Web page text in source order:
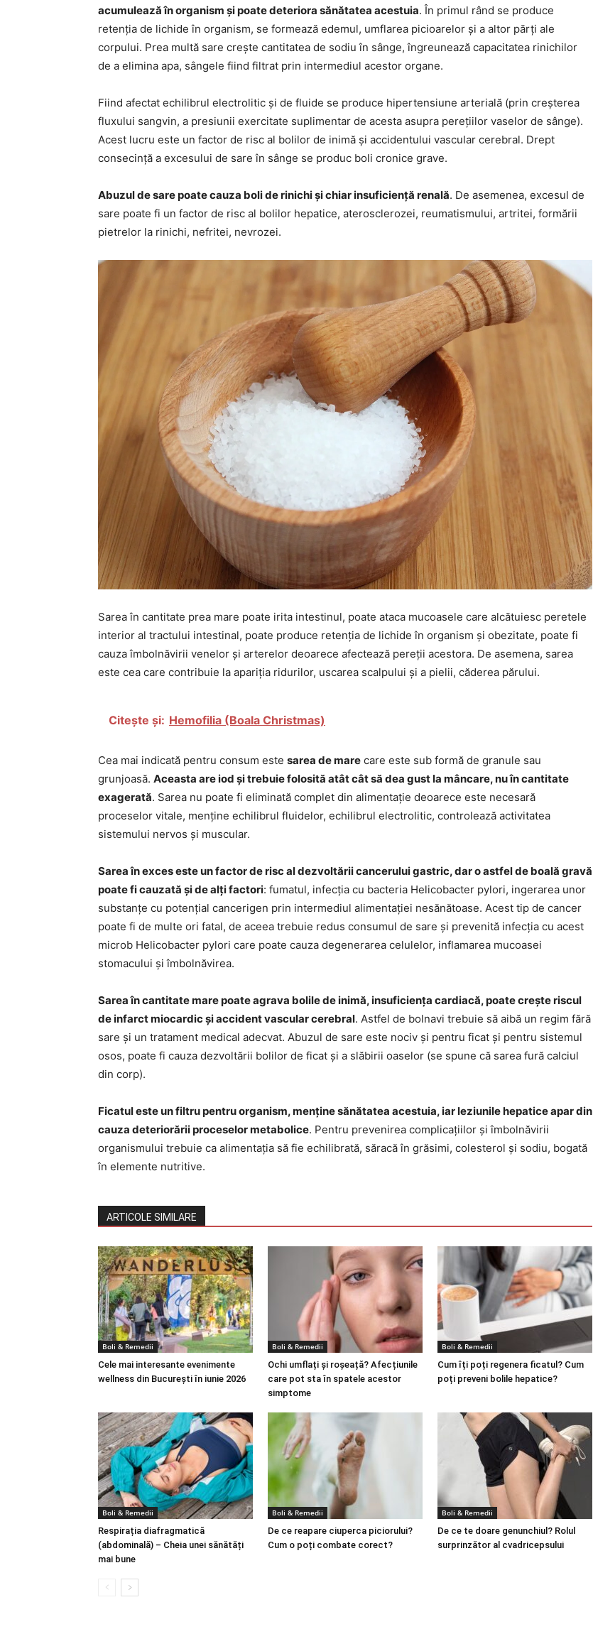
acumulează în organism și poate deteriora sănătatea acestuia. În primul rând se produce
retenția de lichide în organism, se formează edemul, umflarea picioarelor și a altor părți ale
corpului. Prea multă sare crește cantitatea de sodiu în sânge, îngreunează capacitatea rinichilor
de a elimina apa, sângele fiind filtrat prin intermediul acestor organe.
Fiind afectat echilibrul electrolitic și de fluide se produce hipertensiune arterială (prin creșterea
fluxului sangvin, a presiunii exercitate suplimentar de acesta asupra perețiilor vaselor de sânge).
Acest lucru este un factor de risc al bolilor de inimă și accidentului vascular cerebral. Drept
consecință a excesului de sare în sânge se produc boli cronice grave.
Abuzul de sare poate cauza boli de rinichi și chiar insuficiență renală. De asemenea, excesul de
sare poate fi un factor de risc al bolilor hepatice, aterosclerozei, reumatismului, artritei, formării
pietrelor la rinichi, nefritei, nevrozei.
Sarea în cantitate prea mare poate irita intestinul, poate ataca mucoasele care alcătuiesc peretele
interior al tractului intestinal, poate produce retenția de lichide în organism și obezitate, poate fi
cauza îmbolnăvirii venelor și arterelor deoarece afectează pereții acestora. De asemena, sarea
este cea care contribuie la apariția ridurilor, uscarea scalpului și a pielii, căderea părului.
Citește și: Hemofilia (Boala Christmas)
Cea mai indicată pentru consum este sarea de mare care este sub formă de granule sau
grunjoasă. Aceasta are iod și trebuie folosită atât cât să dea gust la mâncare, nu în cantitate
exagerată. Sarea nu poate fi eliminată complet din alimentație deoarece este necesară
proceselor vitale, menține echilibrul fluidelor, echilibrul electrolitic, controlează activitatea
sistemului nervos și muscular.
Sarea în exces este un factor de risc al dezvoltării cancerului gastric, dar o astfel de boală gravă
poate fi cauzată și de alți factori: fumatul, infecția cu bacteria Helicobacter pylori, ingerarea unor
substanțe cu potențial cancerigen prin intermediul alimentației nesănătoase. Acest tip de cancer
poate fi de multe ori fatal, de aceea trebuie redus consumul de sare și prevenită infecția cu acest
microb Helicobacter pylori care poate cauza degenerarea celulelor, inflamarea mucoasei
stomacului și îmbolnăvirea.
Sarea în cantitate mare poate agrava bolile de inimă, insuficiența cardiacă, poate crește riscul
de infarct miocardic și accident vascular cerebral. Astfel de bolnavi trebuie să aibă un regim fără
sare și un tratament medical adecvat. Abuzul de sare este nociv și pentru ficat și pentru sistemul
osos, poate fi cauza dezvoltării bolilor de ficat și a slăbirii oaselor (se spune că sarea fură calciul
din corp).
Ficatul este un filtru pentru organism, menține sănătatea acestuia, iar leziunile hepatice apar din
cauza deteriorării proceselor metabolice. Pentru prevenirea complicațiilor și îmbolnăvirii
organismului trebuie ca alimentația să fie echilibrată, săracă în grăsimi, colesterol și sodiu, bogată
în elemente nutritive.
ARTICOLE SIMILARE
Boli & Remedii
Cele mai interesante evenimente
wellness din București în iunie 2026
Boli & Remedii
Ochi umflați și roșeață? Afecțiunile
care pot sta în spatele acestor
simptome
Boli & Remedii
Cum îți poți regenera ficatul? Cum
poți preveni bolile hepatice?
Boli & Remedii
Respirația diafragmatică
(abdominală) – Cheia unei sănătăți
mai bune
Boli & Remedii
De ce reapare ciuperca piciorului?
Cum o poți combate corect?
Boli & Remedii
De ce te doare genunchiul? Rolul
surprinzător al cvadricepsului